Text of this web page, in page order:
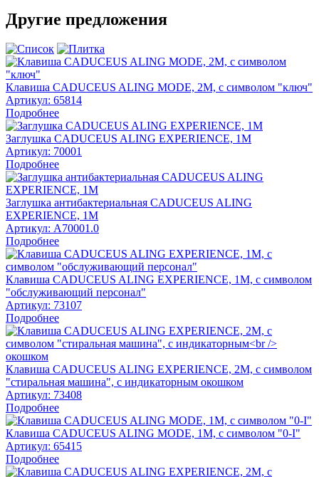
Другие предложения
Клавиша CADUCEUS ALING MODE, 2М, с символом "ключ"
Артикул: 65814
Подробнее
Заглушка CADUCEUS ALING EXPERIENCE, 1М
Артикул: 70001
Подробнее
Заглушка антибактериальная CADUCEUS ALING
EXPERIENCE, 1М
Артикул: A70001.0
Подробнее
Клавиша CADUCEUS ALING EXPERIENCE, 1М, с символом
"обслуживающий персонал"
Артикул: 73107
Подробнее
Клавиша CADUCEUS ALING EXPERIENCE, 2М, с символом
"стиральная машина", с индикаторным окошком
Артикул: 73408
Подробнее
Клавиша CADUCEUS ALING MODE, 1М, с символом "0-I"
Артикул: 65415
Подробнее